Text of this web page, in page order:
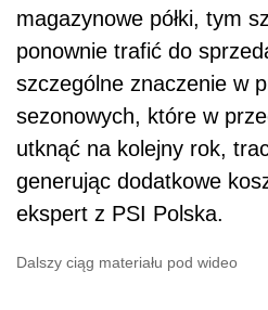
magazynowe półki, tym
ponownie trafić do
szczególne znaczenie w
sezonowych, które w
utknąć na kolejny rok,
generując dodatkowe
ekspert z PSI Polska.
Dalszy ciąg materiału pod wideo